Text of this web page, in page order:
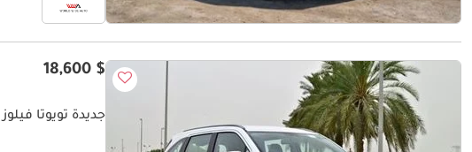
$ 18,600
جديدة تويوتا فيلوز GX